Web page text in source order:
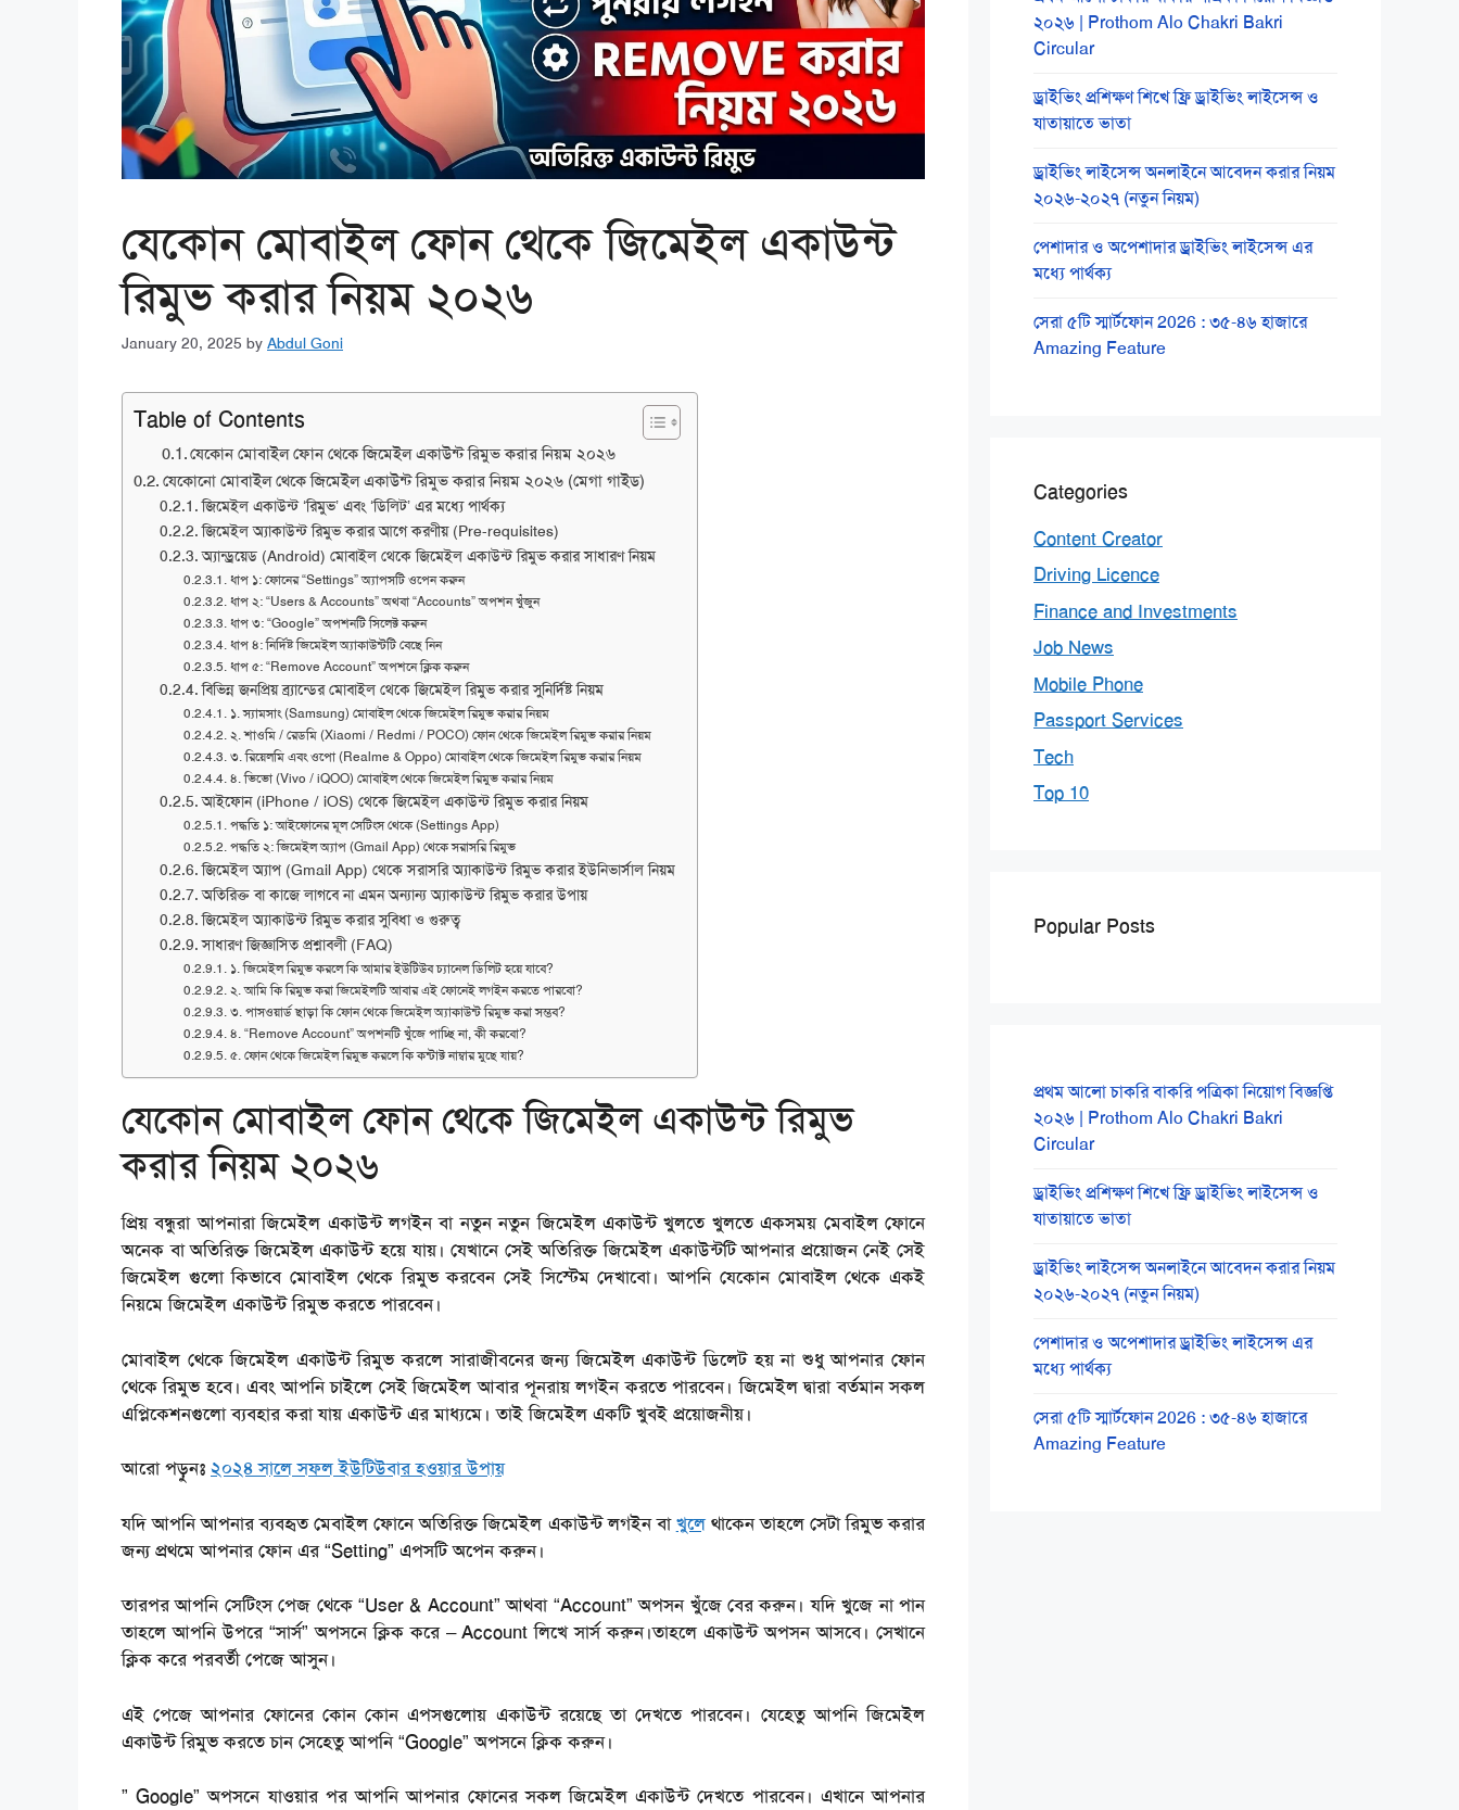
যেকোন মোবাইল ফোন থেকে জিমেইল একাউন্ট
রিমুভ করার নিয়ম ২০২৬
January 20, 2025 by Abdul Goni
Table of Contents
যেকোন মোবাইল ফোন থেকে জিমেইল একাউন্ট রিমুভ করার নিয়ম ২০২৬
যেকোনো মোবাইল থেকে জিমেইল একাউন্ট রিমুভ করার নিয়ম ২০২৬ (মেগা গাইড)
জিমেইল একাউন্ট ‘রিমুভ’ এবং ‘ডিলিট’ এর মধ্যে পার্থক্য
জিমেইল অ্যাকাউন্ট রিমুভ করার আগে করণীয় (Pre-requisites)
অ্যান্ড্রয়েড (Android) মোবাইল থেকে জিমেইল একাউন্ট রিমুভ করার সাধারণ নিয়ম
ধাপ ১: ফোনের “Settings” অ্যাপসটি ওপেন করুন
ধাপ ২: “Users & Accounts” অথবা “Accounts” অপশন খুঁজুন
ধাপ ৩: “Google” অপশনটি সিলেক্ট করুন
ধাপ ৪: নির্দিষ্ট জিমেইল অ্যাকাউন্টটি বেছে নিন
ধাপ ৫: “Remove Account” অপশনে ক্লিক করুন
বিভিন্ন জনপ্রিয় ব্র্যান্ডের মোবাইল থেকে জিমেইল রিমুভ করার সুনির্দিষ্ট নিয়ম
১. স্যামসাং (Samsung) মোবাইল থেকে জিমেইল রিমুভ করার নিয়ম
২. শাওমি / রেডমি (Xiaomi / Redmi / POCO) ফোন থেকে জিমেইল রিমুভ করার নিয়ম
৩. রিয়েলমি এবং ওপো (Realme & Oppo) মোবাইল থেকে জিমেইল রিমুভ করার নিয়ম
৪. ভিভো (Vivo / iQOO) মোবাইল থেকে জিমেইল রিমুভ করার নিয়ম
আইফোন (iPhone / iOS) থেকে জিমেইল একাউন্ট রিমুভ করার নিয়ম
পদ্ধতি ১: আইফোনের মূল সেটিংস থেকে (Settings App)
পদ্ধতি ২: জিমেইল অ্যাপ (Gmail App) থেকে সরাসরি রিমুভ
জিমেইল অ্যাপ (Gmail App) থেকে সরাসরি অ্যাকাউন্ট রিমুভ করার ইউনিভার্সাল নিয়ম
অতিরিক্ত বা কাজে লাগবে না এমন অন্যান্য অ্যাকাউন্ট রিমুভ করার উপায়
জিমেইল অ্যাকাউন্ট রিমুভ করার সুবিধা ও গুরুত্ব
সাধারণ জিজ্ঞাসিত প্রশ্নাবলী (FAQ)
১. জিমেইল রিমুভ করলে কি আমার ইউটিউব চ্যানেল ডিলিট হয়ে যাবে?
২. আমি কি রিমুভ করা জিমেইলটি আবার এই ফোনেই লগইন করতে পারবো?
৩. পাসওয়ার্ড ছাড়া কি ফোন থেকে জিমেইল অ্যাকাউন্ট রিমুভ করা সম্ভব?
৪. “Remove Account” অপশনটি খুঁজে পাচ্ছি না, কী করবো?
৫. ফোন থেকে জিমেইল রিমুভ করলে কি কন্টাক্ট নাম্বার মুছে যায়?
যেকোন মোবাইল ফোন থেকে জিমেইল একাউন্ট রিমুভ
করার নিয়ম ২০২৬
প্রিয় বন্ধুরা আপনারা জিমেইল একাউন্ট লগইন বা নতুন নতুন জিমেইল একাউন্ট খুলতে খুলতে একসময় মেবাইল ফোনে
অনেক বা অতিরিক্ত জিমেইল একাউন্ট হয়ে যায়। যেখানে সেই অতিরিক্ত জিমেইল একাউন্টটি আপনার প্রয়োজন নেই সেই
জিমেইল গুলো কিভাবে মোবাইল থেকে রিমুভ করবেন সেই সিস্টেম দেখাবো। আপনি যেকোন মোবাইল থেকে একই
নিয়মে জিমেইল একাউন্ট রিমুভ করতে পারবেন।
মোবাইল থেকে জিমেইল একাউন্ট রিমুভ করলে সারাজীবনের জন্য জিমেইল একাউন্ট ডিলেট হয় না শুধু আপনার ফোন
থেকে রিমুভ হবে। এবং আপনি চাইলে সেই জিমেইল আবার পূনরায় লগইন করতে পারবেন। জিমেইল দ্বারা বর্তমান সকল
এপ্লিকেশনগুলো ব্যবহার করা যায় একাউন্ট এর মাধ্যমে। তাই জিমেইল একটি খুবই প্রয়োজনীয়।
আরো পড়ুনঃ ২০২৪ সালে সফল ইউটিউবার হওয়ার উপায়
যদি আপনি আপনার ব্যবহৃত মেবাইল ফোনে অতিরিক্ত জিমেইল একাউন্ট লগইন বাখুলেথাকেন তাহলে সেটা রিমুভ করার
জন্য প্রথমে আপনার ফোন এর “Setting” এপসটি অপেন করুন।
তারপর আপনি সেটিংস পেজ থেকে “User & Account” আথবা “Account” অপসন খুঁজে বের করুন। যদি খুজে না পান
তাহলে আপনি উপরে “সার্স” অপসনে ক্লিক করে – Account লিখে সার্স করুন।তাহলে একাউন্ট অপসন আসবে। সেখানে
ক্লিক করে পরবর্তী পেজে আসুন।
এই পেজে আপনার ফোনের কোন কোন এপসগুলোয় একাউন্ট রয়েছে তা দেখতে পারবেন। যেহেতু আপনি জিমেইল
একাউন্ট রিমুভ করতে চান সেহেতু আপনি “Google” অপসনে ক্লিক করুন।
” Google” অপসনে যাওয়ার পর আপনি আপনার ফোনের সকল জিমেইল একাউন্ট দেখতে পারবেন। এখানে আপনার
২০২৬ | Prothom Alo Chakri Bakri
Circular
ড্রাইভিং প্রশিক্ষণ শিখে ফ্রি ড্রাইভিং লাইসেন্স ও
যাতায়াতে ভাতা
ড্রাইভিং লাইসেন্স অনলাইনে আবেদন করার নিয়ম
২০২৬-২০২৭ (নতুন নিয়ম)
পেশাদার ও অপেশাদার ড্রাইভিং লাইসেন্স এর
মধ্যে পার্থক্য
সেরা ৫টি স্মার্টফোন 2026 : ৩৫-৪৬ হাজারে
Amazing Feature
Categories
Content Creator
Driving Licence
Finance and Investments
Job News
Mobile Phone
Passport Services
Tech
Top 10
Popular Posts
প্রথম আলো চাকরি বাকরি পত্রিকা নিয়োগ বিজ্ঞপ্তি
২০২৬ | Prothom Alo Chakri Bakri
Circular
ড্রাইভিং প্রশিক্ষণ শিখে ফ্রি ড্রাইভিং লাইসেন্স ও
যাতায়াতে ভাতা
ড্রাইভিং লাইসেন্স অনলাইনে আবেদন করার নিয়ম
২০২৬-২০২৭ (নতুন নিয়ম)
পেশাদার ও অপেশাদার ড্রাইভিং লাইসেন্স এর
মধ্যে পার্থক্য
সেরা ৫টি স্মার্টফোন 2026 : ৩৫-৪৬ হাজারে
Amazing Feature